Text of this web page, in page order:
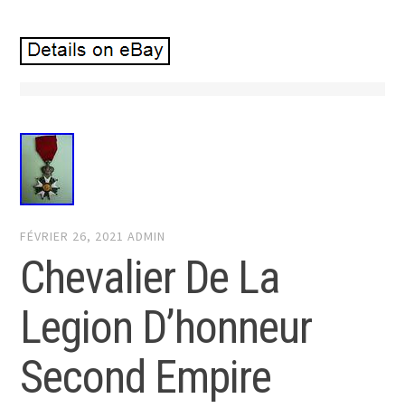
FÉVRIER 26, 2021 ADMIN
Chevalier De La
Legion D’honneur
Second Empire